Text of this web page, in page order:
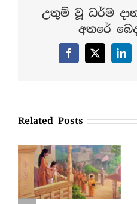
උතුම් වූ ධර්ම
අතරේ
Facebook
X
Related Posts